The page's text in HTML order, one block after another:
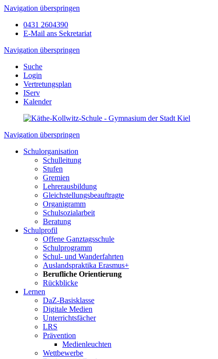
Navigation überspringen
0431 2604390
E-Mail ans Sekretariat
Navigation überspringen
Suche
Login
Vertretungsplan
IServ
Kalender
Navigation überspringen
Schulorganisation
Schulleitung
Stufen
Gremien
Lehrerausbildung
Gleichstellungsbeauftragte
Organigramm
Schulsozialarbeit
Beratung
Schulprofil
Offene Ganztagsschule
Schulprogramm
Schul- und Wanderfahrten
Auslandspraktika Erasmus+
Berufliche Orientierung
Rückblicke
Lernen
DaZ-Basisklasse
Digitale Medien
Unterrichtsfächer
LRS
Prävention
Medienleuchten
Wettbewerbe